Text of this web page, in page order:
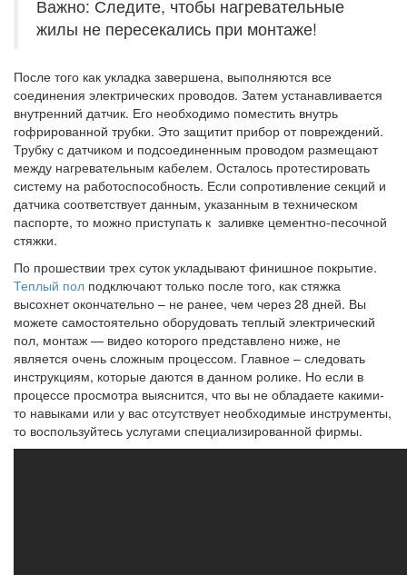
Важно: Следите, чтобы нагревательные
жилы не пересекались при монтаже!
После того как укладка завершена, выполняются все
соединения электрических проводов. Затем устанавливается
внутренний датчик. Его необходимо поместить внутрь
гофрированной трубки. Это защитит прибор от повреждений.
Трубку с датчиком и подсоединенным проводом размещают
между нагревательным кабелем. Осталось протестировать
систему на работоспособность. Если сопротивление секций и
датчика соответствует данным, указанным в техническом
паспорте, то можно приступать к заливке цементно-песочной
стяжки.
По прошествии трех суток укладывают финишное покрытие.
Теплый пол подключают только после того, как стяжка
высохнет окончательно – не ранее, чем через 28 дней. Вы
можете самостоятельно оборудовать теплый электрический
пол, монтаж — видео которого представлено ниже, не
является очень сложным процессом. Главное – следовать
инструкциям, которые даются в данном ролике. Но если в
процессе просмотра выяснится, что вы не обладаете какими-
то навыками или у вас отсутствует необходимые инструменты,
то воспользуйтесь услугами специализированной фирмы.